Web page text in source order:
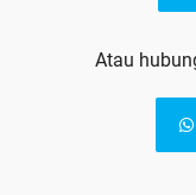
Atau